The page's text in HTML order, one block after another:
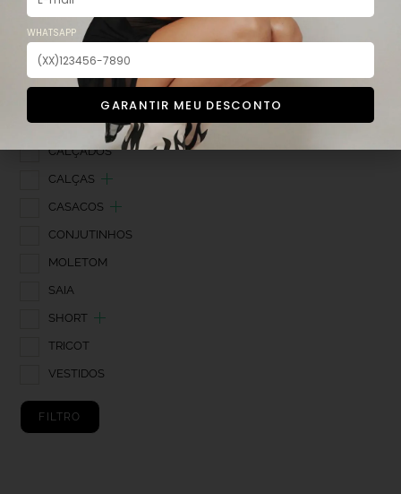
NEW IN
BEST SELLER
BODY
CALÇADOS
CALÇAS
CASACOS
CONJUTINHOS
MOLETOM
SAIA
SHORT
TRICOT
VESTIDOS
FILTRO
WHATSAPP
GARANTIR MEU DESCONTO